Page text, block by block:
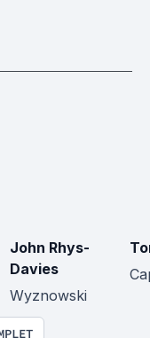
John Rhys-
Davies
Wyznowski